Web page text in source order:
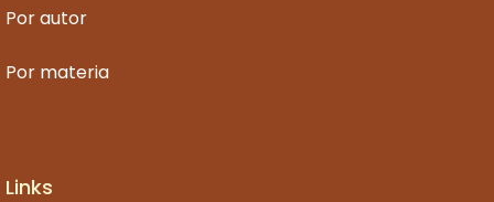
Por autor
Por materia
Links